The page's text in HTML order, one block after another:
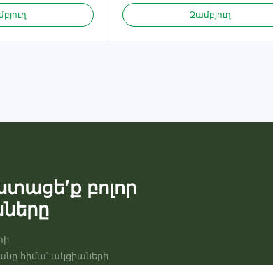
Զամբյուղ
բոլոր
հիմա՝ ակցիաների